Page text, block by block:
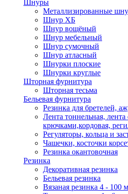
Шнуры
Металлизированные
Шнур ХБ
Шнур вощёный
Шнур мебельный
Шнур сумочный
Шнур атласный
Шнурки плоские
Шнурки круглые
Шторная фурнитура
Шторная тесьма
Бельевая фурнитура
Резинка для бретелей,
Лента тоннельная,
крючками,кордовая,
Регуляторы, кольца и
Чашечки, косточки
Резинка окантовочная
Резинка
Декоративная резинка
Бельевая резинка
Вязаная резинка 4 - 100